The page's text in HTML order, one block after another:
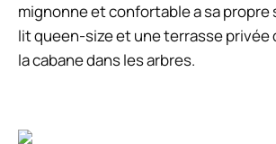
mignonne et confortable a sa propre
lit queen-size et une terrasse privée
la cabane dans les arbres.